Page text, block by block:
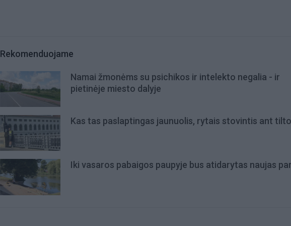
Rekomenduojame
Namai žmonėms su psichikos ir intelekto negalia - ir
pietinėje miesto dalyje
Kas tas paslaptingas jaunuolis, rytais stovintis ant
Iki vasaros pabaigos paupyje bus atidarytas naujas